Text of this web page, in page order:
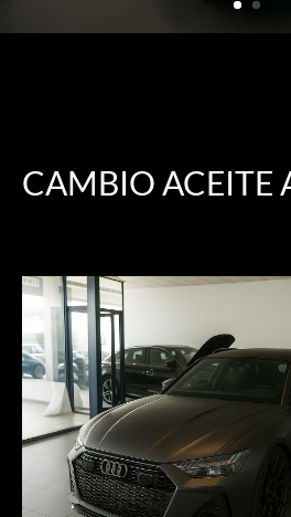
CAMBIO ACEITE